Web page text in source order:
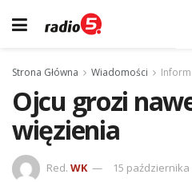
Strona Główna Wiadomości
Ojcu grozi
więzienia
Red. WK 15 października